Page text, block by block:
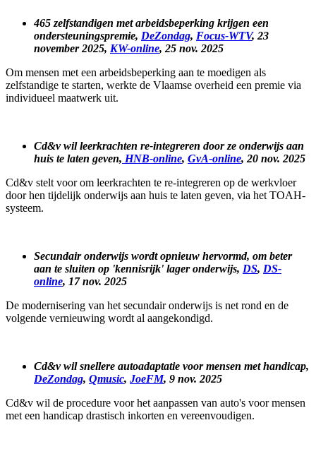
465 zelfstandigen met arbeidsbeperking krijgen een
ondersteuningspremie, DeZondag, Focus-WTV, 23
november 2025, KW-online, 25 nov. 2025
Om mensen met een arbeidsbeperking aan te moedigen als
zelfstandige te starten, werkte de Vlaamse overheid een premie via
individueel maatwerk uit.
Cd&v wil leerkrachten re-integreren door ze onderwijs aan
huis te laten geven, HNB-online, GvA-online, 20 nov. 2025
Cd&v stelt voor om leerkrachten te re-integreren op de werkvloer
door hen tijdelijk onderwijs aan huis te laten geven, via het TOAH-
systeem.
Secundair onderwijs wordt opnieuw hervormd, om beter
aan te sluiten op 'kennisrijk' lager onderwijs, DS, DS-
online, 17 nov. 2025
De modernisering van het secundair onderwijs is net rond en de
volgende vernieuwing wordt al aangekondigd.
Cd&v wil snellere autoadaptatie voor mensen met handicap,
DeZondag, Qmusic, JoeFM, 9 nov. 2025
Cd&v wil de procedure voor het aanpassen van auto's voor mensen
met een handicap drastisch inkorten en vereenvoudigen.